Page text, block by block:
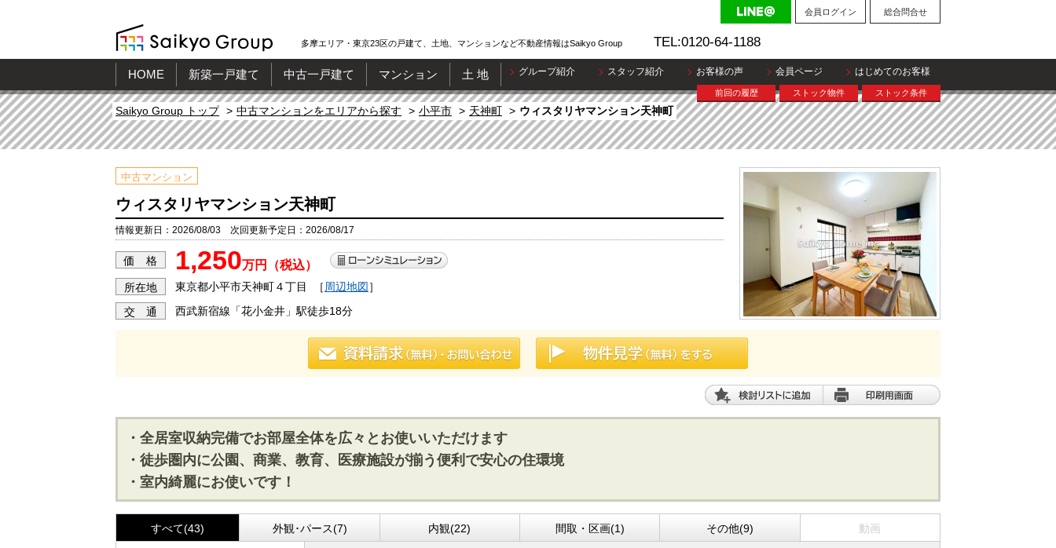
多摩エリア・東京23区の戸建て、土地、マンションなど不動産情報はSaikyo Group TEL:0120-64-1188
会員ログイン 総合問合せ
HOME 新築一戸建て 中古一戸建て マンション 土 地 グループ紹介 スタッフ紹介 お客様の声 会員ページ はじめてのお客様
前回の履歴 ストック物件 ストック条件
Saikyo Group トップ 中古マンションをエリアから探す 小平市 天神町 ウィスタリヤマンション天神町
中古マンション
ウィスタリヤマンション天神町
情報更新日：2026/08/03 次回更新予定日：2026/08/17
価 格 1,250万円（税込）
所在地 東京都小平市天神町４丁目 ［ 周辺地図］
交 通 西武新宿線「花小金井」駅徒歩18分
・全居室収納完備でお部屋全体を広々とお使いいただけます
・徒歩圏内に公園、商業、教育、医療施設が揃う便利で安心の住環境
・室内綺麗にお使いです！
すべて(43) 外観･パース(7) 内観(22) 間取・区画(1) その他(9) 動画